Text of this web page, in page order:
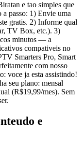
e tao simples que
passo: 1) Envie uma
gratis. 2) Informe qual
TV Box, etc.). 3)
minutos — a
compativeis no
Smarters Pro, Smart
com nosso
voce ja esta assistindo!
seu plano: mensal
(R$19,99/mes). Sem
e